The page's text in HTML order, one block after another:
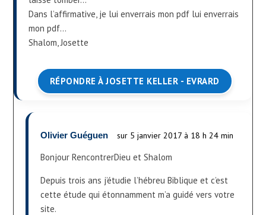
Dans l’affirmative, je lui enverrais mon pdf lui enverrais
mon pdf…
Shalom, Josette
RÉPONDRE À JOSETTE KELLER - EVRARD
Olivier Guéguen sur 5 janvier 2017 à 18 h 24 min
Bonjour RencontrerDieu et Shalom
Depuis trois ans j’étudie l’hébreu Biblique et c’est
cette étude qui étonnamment m’a guidé vers votre
site.